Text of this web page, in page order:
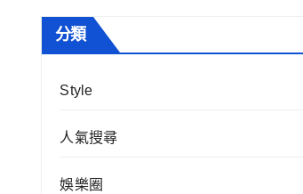
分類
Style
人氣搜尋
娛樂圈